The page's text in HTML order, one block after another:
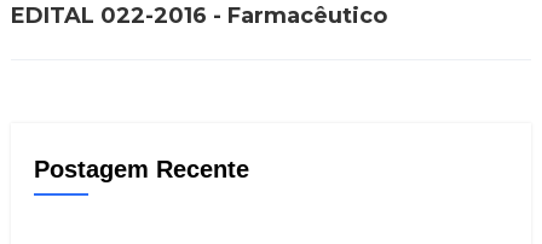
EDITAL 022-2016 - Farmacêutico
Postagem Recente